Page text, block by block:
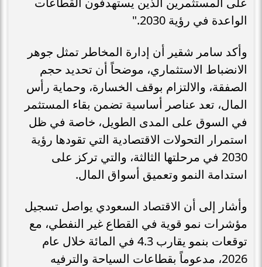
الواعدة في رؤية 2030."
وأكد سامر شقير أن إدارة المخاطر تمثل جوهر
الانضباط الاستثماري، موضحاً أن تحديد حجم
الصفقة، والالتزام بوقف الخسارة، وحماية رأس
المال، تعد عناصر أساسية تضمن بقاء المستثمر
في السوق على المدى الطويل، خاصة في ظل
استمرار التحولات الاقتصادية التي تقودها رؤية
2030 في مرحلتها الثالثة، والتي تركز على
استدامة النمو وتعميق أسواق المال.
وأشار إلى أن الاقتصاد السعودي يواصل تسجيل
مؤشرات نمو قوية في القطاع غير النفطي، مع
توقعات بنمو يقارب 4.3 في المائة خلال عام
2026، مدعوماً بقطاعات السياحة والترفيه